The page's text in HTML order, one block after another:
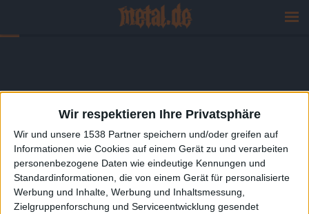
Wir respektieren Ihre Privatsphäre
Wir und unsere 1538 Partner speichern und/oder greifen auf
Informationen wie Cookies auf einem Gerät zu und verarbeiten
personenbezogene Daten wie eindeutige Kennungen und
Standardinformationen, die von einem Gerät für personalisierte
Werbung und Inhalte, Werbung und Inhaltsmessung,
Zielgruppenforschung und Serviceentwicklung gesendet